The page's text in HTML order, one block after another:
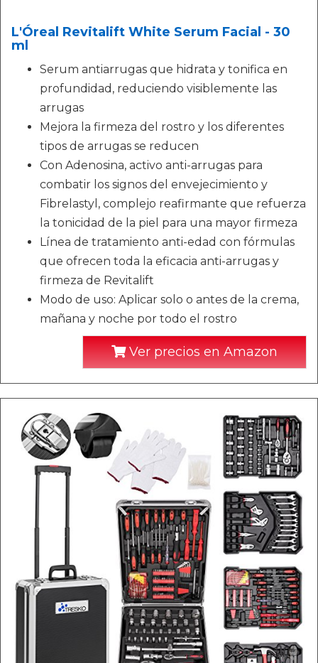
L'Óreal Revitalift White Serum Facial - 30
ml
Serum antiarrugas que hidrata y tonifica en
profundidad, reduciendo visiblemente las
arrugas
Mejora la firmeza del rostro y los diferentes
tipos de arrugas se reducen
Con Adenosina, activo anti-arrugas para
combatir los signos del envejecimiento y
Fibrelastyl, complejo reafirmante que refuerza
la tonicidad de la piel para una mayor firmeza
Línea de tratamiento anti-edad con fórmulas
que ofrecen toda la eficacia anti-arrugas y
firmeza de Revitalift
Modo de uso: Aplicar solo o antes de la crema,
mañana y noche por todo el rostro
Ver precios en Amazon